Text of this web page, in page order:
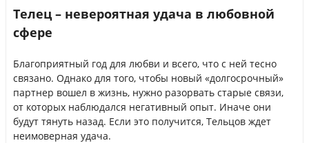
Телец – невероятная удача в любовной
сфере
Благоприятный год для любви и всего, что с ней тесно
связано. Однако для того, чтобы новый «долгосрочный»
партнер вошел в жизнь, нужно разорвать старые связи,
от которых наблюдался негативный опыт. Иначе они
будут тянуть назад. Если это получится, Тельцов ждет
неимоверная удача.